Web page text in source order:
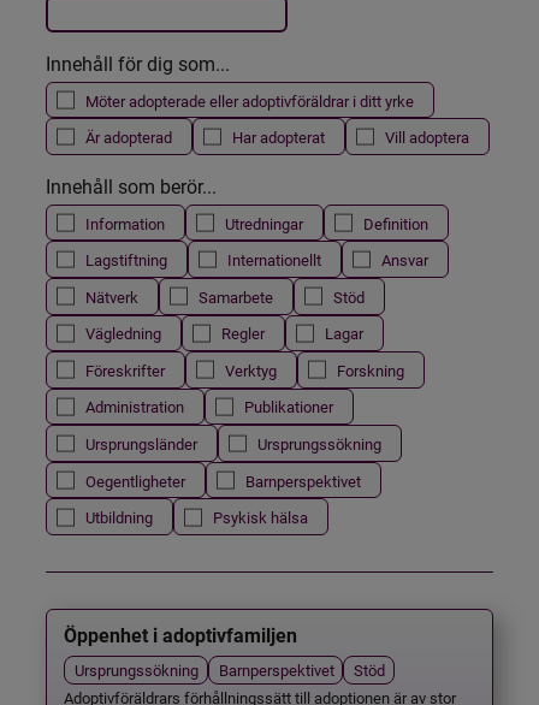
Innehåll för dig som...
Möter adopterade eller adoptivföräldrar i ditt yrke
Är adopterad
Har adopterat Vill adoptera
Innehåll som berör...
Information Utredningar
Definition
Lagstiftning
Internationellt
Ansvar
Nätverk
Samarbete
Stöd
Vägledning
Regler
Lagar
Föreskrifter
Verktyg
Forskning
Administration
Publikationer
Ursprungsländer
Ursprungssökning
Oegentligheter
Barnperspektivet
Utbildning
Psykisk hälsa
Öppenhet i adoptivfamiljen
Ursprungssökning Barnperspektivet
Stöd
Adoptivföräldrars förhållningssätt till adoptionen är av stor